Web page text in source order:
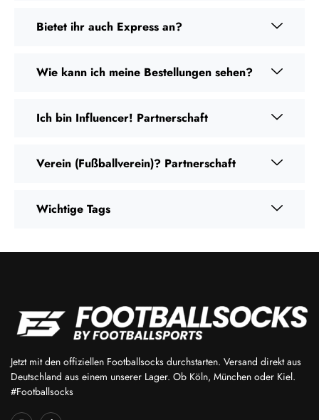
Bietet ihr auch Express an?
Wie kann ich meine Bestellungen sehen?
Ich bin Influencer! Partnerschaft
Verein (Fußballverein)? Partnerschaft
Wichtige Tags
Jetzt mit den offiziellen Footballsocks durchstarten. Versand direkt aus
Deutschland aus einem unserer Lager. Ob Köln, München oder Kiel.
#Footballsocks